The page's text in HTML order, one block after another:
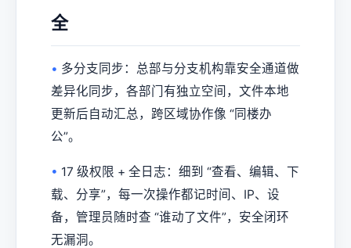
全
• 多分支同步：总部与分支机构靠安全通道做
差异化同步，各部门有独立空间，文件本地
更新后自动汇总，跨区域协作像 “同楼办
公”。
• 17 级权限 + 全日志：细到 “查看、编辑、下
载、分享”，每一次操作都记时间、IP、设
备，管理员随时查 “谁动了文件”，安全闭环
无漏洞。